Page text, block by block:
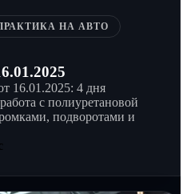
НА АВТО
16.01.2025: 4 дня
с полиуретановой
подворотами и